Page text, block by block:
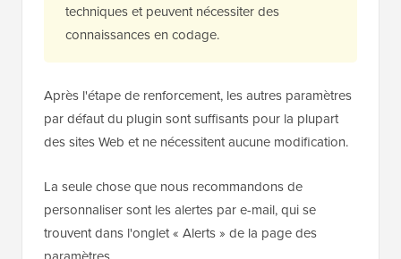
techniques et peuvent nécessiter des
connaissances en codage.
Après l'étape de renforcement, les autres paramètres
par défaut du plugin sont suffisants pour la plupart
des sites Web et ne nécessitent aucune modification.
La seule chose que nous recommandons de
personnaliser sont les alertes par e-mail, qui se
trouvent dans l'onglet « Alerts » de la page des